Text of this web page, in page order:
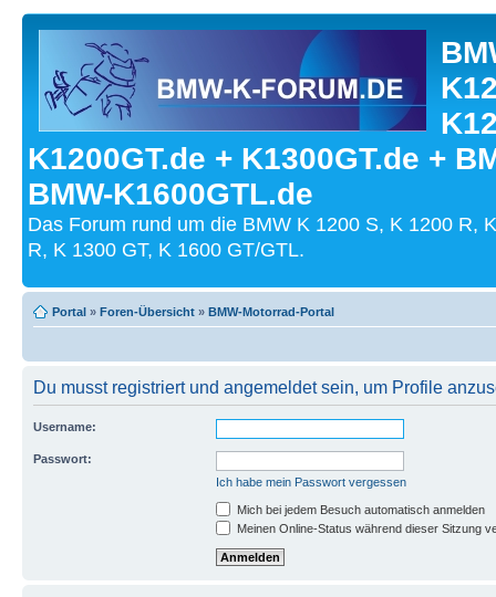
K1200GT.de + K1300GT.de +
BMW-K1600GTL.de
Das Forum rund um die BMW K 1200 S, K 1200 R,
R, K 1300 GT, K 1600 GT/GTL.
Portal » Foren-Übersicht » BMW-Motorrad-Portal
Du musst registriert und angemeldet sein, um Profile
Username:
Passwort:
Ich habe mein Passwort vergessen
Mich bei jedem Besuch automatisch anmelden
Meinen Online-Status während dieser Sitzung